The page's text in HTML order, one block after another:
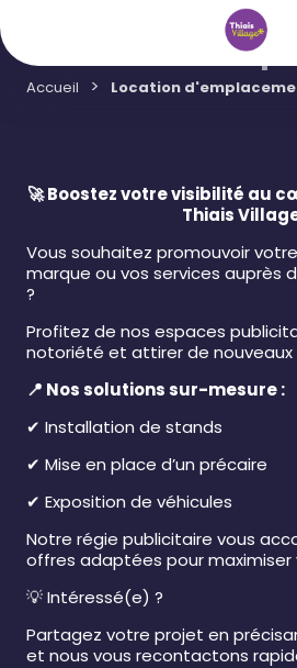
Accueil Location
Location
🚀Boostez votre visibilité au
Thiais
Vous souhaitez promouvoir
marque ou vos services auprès
?
Profitez de nos espaces
notoriété et attirer de nouveaux
📍 Nos solutions sur-mesure :
✔ Installation de stands
✔ Mise en place d’un précaire
✔ Exposition de véhicules
Notre régie publicitaire vous
offres adaptées pour
💡Intéressé(e) ?
Partagez votre projet en
et nous vous recontactons